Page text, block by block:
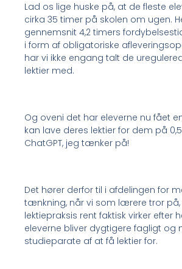
Lad os lige huske på, at de fleste
cirka 35 timer på skolen om ugen.
gennemsnit 4,2 timers
i form af obligatoriske
har vi ikke engang talt de
lektier med.
Og oveni det har eleverne nu fået
kan lave deres lektier for dem på
ChatGPT, jeg tænker på!
Det hører derfor til i afdelingen for
tænkning, når vi som lærere tror
lektiepraksis rent faktisk virker efter
eleverne bliver dygtigere fagligt og
studieparate af at få lektier for.